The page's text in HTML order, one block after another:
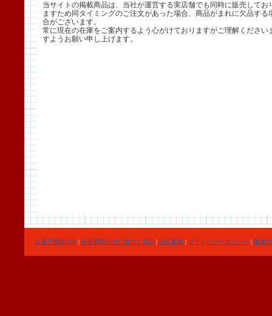
当サイトの掲載商品は、当社が運営する実店舗でも同時に販売してお
ますため同タイミングのご注文があった場合、商品がまれに欠品する
合がございます。
常に現在の在庫をご案内するよう心がけておりますがご理解ください
すようお願い申し上げます。
お菓子通販TOP | 特定商取引法に基づく表記 | 会社案内 | プライバシーポリシー | 配送